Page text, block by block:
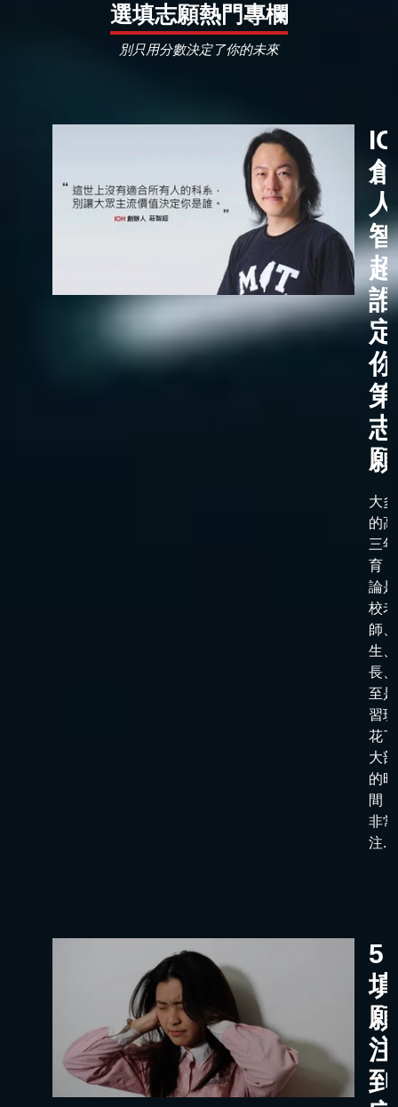
選填志願熱門專欄
別只用分數決定了你的未來
智
志
大
的
三
育
論
校老
師
生
長
至
習
花
大
的時
間
非
注...
5